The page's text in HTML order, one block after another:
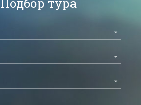
Подбор тура